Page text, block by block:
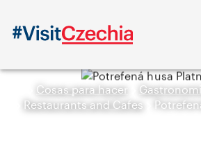
Cosas para hacer
Restaurants and Cafes